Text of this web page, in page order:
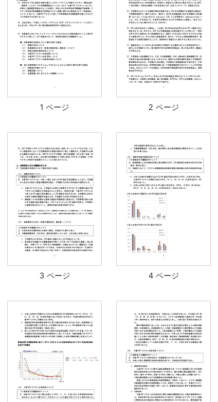
1 ページ 2 ページ
3 ページ 4 ページ